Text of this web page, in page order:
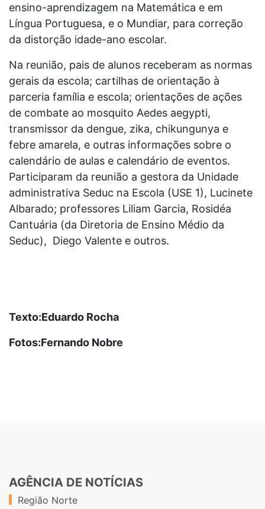
ensino-aprendizagem na Matemática e em
Língua Portuguesa, e o Mundiar, para correção
da distorção idade-ano escolar.
Na reunião, pais de alunos receberam as normas
gerais da escola; cartilhas de orientação à
parceria família e escola; orientações de ações
de combate ao mosquito Aedes aegypti,
transmissor da dengue, zika, chikungunya e
febre amarela, e outras informações sobre o
calendário de aulas e calendário de eventos.
Participaram da reunião a gestora da Unidade
administrativa Seduc na Escola (USE 1), Lucinete
Albarado; professores Liliam Garcia, Rosidéa
Cantuária (da Diretoria de Ensino Médio da
Seduc), Diego Valente e outros.
Texto:Eduardo Rocha
Fotos:Fernando Nobre
AGÊNCIA DE NOTÍCIAS
Região Norte